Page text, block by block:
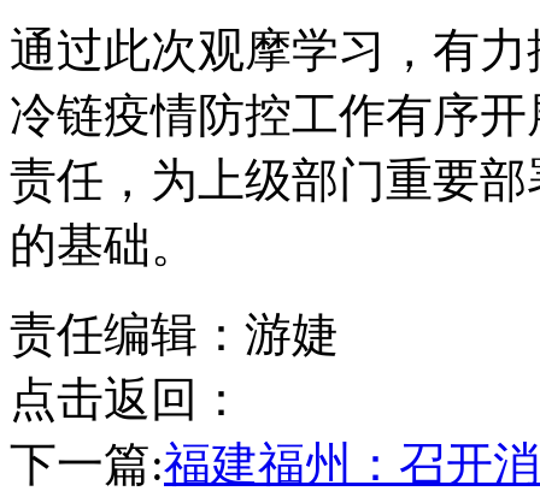
通过此次观摩学习，有
冷链疫情防控工作有序
责任，为上级部门重要
的基础。
责任编辑：游婕
点击返回：
下一篇:福建福州：召开